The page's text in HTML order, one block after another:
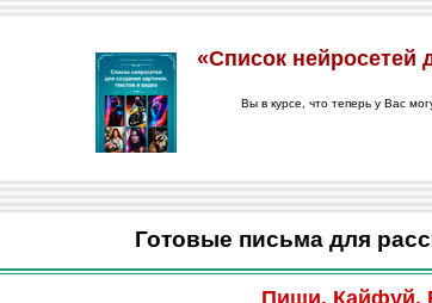
Готовые письма для
Пиши. Кайфуй.